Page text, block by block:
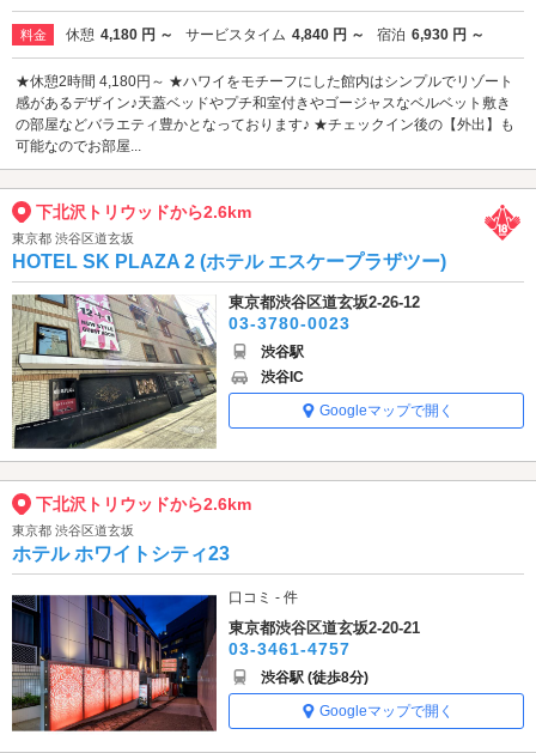
料金 休憩 4,180 円 ～ サービスタイム 4,840 円 ～ 宿泊 6,930 円 ～
★休憩2時間 4,180円～ ★ハワイをモチーフにした館内はシンプルでリゾート
感があるデザイン♪天蓋ベッドやプチ和室付きやゴージャスなベルベット敷き
の部屋などバラエティ豊かとなっております♪ ★チェックイン後の【外出】も
可能なのでお部屋...
下北沢トリウッドから2.6km
東京都 渋谷区道玄坂
HOTEL SK PLAZA 2 (ホテル エスケープラザツー)
東京都渋谷区道玄坂2-26-12
03-3780-0023
渋谷駅
渋谷IC
Googleマップで開く
下北沢トリウッドから2.6km
東京都 渋谷区道玄坂
ホテル ホワイトシティ23
口コミ - 件
東京都渋谷区道玄坂2-20-21
03-3461-4757
渋谷駅 (徒歩8分)
Googleマップで開く